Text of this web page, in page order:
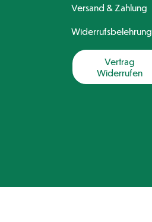
Versand & Zahlung
Widerrufsbelehrung
Vertrag
Widerrufen